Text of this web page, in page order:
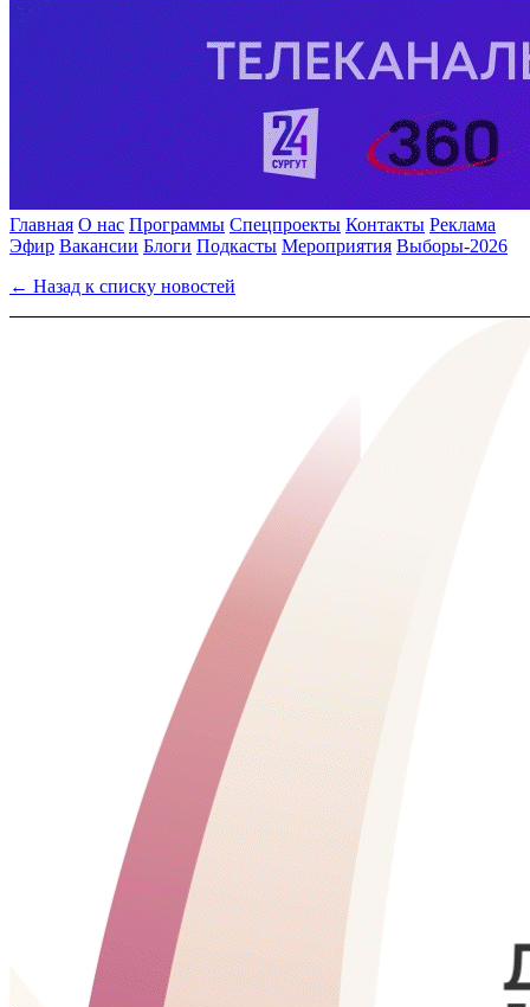
Главная О нас Программы Спецпроекты Контакты Реклама
Эфир Вакансии Блоги Подкасты Мероприятия Выборы-2026
← Назад к списку новостей